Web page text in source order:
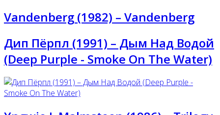
Vandenberg (1982) – Vandenberg
Дип Пёрпл (1991) – Дым Над Водой
(Deep Purple - Smoke On The Water)